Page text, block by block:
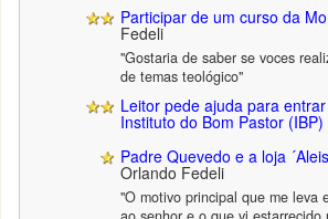
Participar de um curso da
Fedeli
"Gostaria de saber se voces
de temas teológico"
Leitor pede ajuda para
Instituto do Bom Pastor (IBP)
Padre Quevedo e a loja
Orlando Fedeli
"O motivo principal que me leva